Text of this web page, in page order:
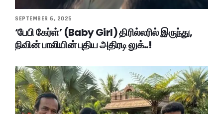
SEPTEMBER 6, 2025
‘பேபி கேர்ள்’ (Baby Girl) திரில்லரில் இருந்து,
நிவின் பாலியின் புதிய அதிரடி லுக்..!